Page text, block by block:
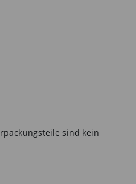
sind kein